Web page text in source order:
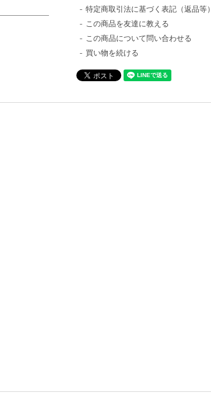
特定商取引法に基づく表記（返品等）
この商品を友達に教える
この商品について問い合わせる
買い物を続ける